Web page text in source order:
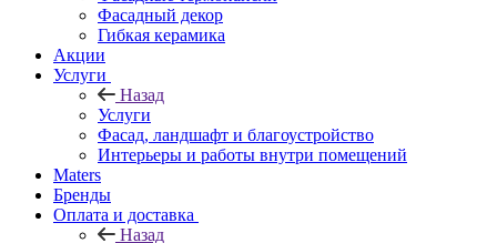
Фасадный декор
Гибкая керамика
Акции
Услуги
Назад
Услуги
Фасад, ландшафт и благоустройство
Интерьеры и работы внутри помещений
Maters
Бренды
Оплата и доставка
Назад